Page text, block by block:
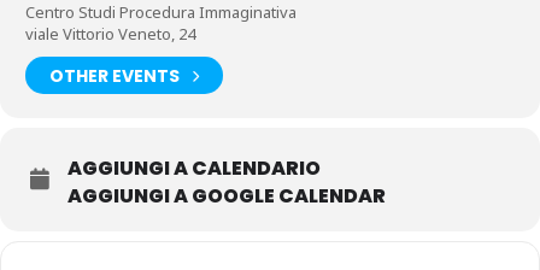
Centro Studi Procedura Immaginativa
viale Vittorio Veneto, 24
OTHER EVENTS
AGGIUNGI A CALENDARIO
AGGIUNGI A GOOGLE CALENDAR